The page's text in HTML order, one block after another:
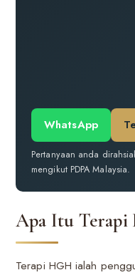
WhatsApp
Pertanyaan anda
mengikut PDPA Malaysia.
Apa Itu Terapi
Terapi HGH ialah